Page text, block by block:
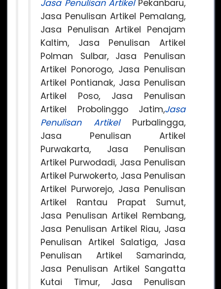
Jasa Penulisan ArtikelPekanbaru,
Jasa Penulisan Artikel Pemalang,
Jasa Penulisan Artikel Penajam
Kaltim, Jasa Penulisan Artikel
Polman Sulbar, Jasa Penulisan
Artikel Ponorogo, Jasa Penulisan
Artikel Pontianak, Jasa Penulisan
Artikel Poso, Jasa Penulisan
Artikel Probolinggo Jatim,Jasa
Penulisan ArtikelPurbalingga,
Jasa Penulisan Artikel
Purwakarta, Jasa Penulisan
Artikel Purwodadi, Jasa Penulisan
Artikel Purwokerto, Jasa Penulisan
Artikel Purworejo, Jasa Penulisan
Artikel Rantau Prapat Sumut,
Jasa Penulisan Artikel Rembang,
Jasa Penulisan Artikel Riau, Jasa
Penulisan Artikel Salatiga, Jasa
Penulisan Artikel Samarinda,
Jasa Penulisan Artikel Sangatta
Kutai Timur, Jasa Penulisan